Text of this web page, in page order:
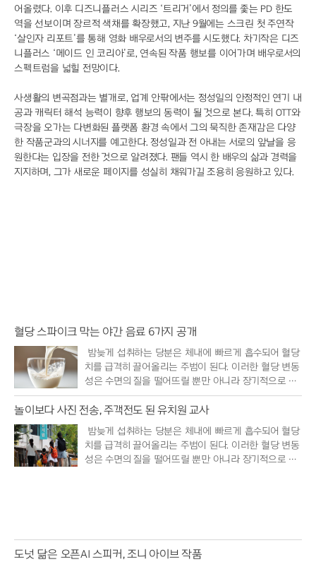
어올렸다. 이후 디즈니플러스 시리즈 ‘트리거’에서 정의를 좇는 PD 한도
역을 선보이며 장르적 색채를 확장했고, 지난 9월에는 스크린 첫 주연작
‘살인자 리포트’를 통해 영화 배우로서의 변주를 시도했다. 차기작은 디즈
니플러스 ‘메이드 인 코리아’로, 연속된 작품 행보를 이어가며 배우로서의
스펙트럼을 넓힐 전망이다.
사생활의 변곡점과는 별개로, 업계 안팎에서는 정성일의 안정적인 연기 내
공과 캐릭터 해석 능력이 향후 행보의 동력이 될 것으로 본다. 특히 OTT와
극장을 오가는 다변화된 플랫폼 환경 속에서 그의 묵직한 존재감은 다양
한 작품군과의 시너지를 예고한다. 정성일과 전 아내는 서로의 앞날을 응
원한다는 입장을 전한 것으로 알려졌다. 팬들 역시 한 배우의 삶과 경력을
지지하며, 그가 새로운 페이지를 성실히 채워가길 조용히 응원하고 있다.
혈당 스파이크 막는 야간 음료 6가지 공개
밤늦게 섭취하는 당분은 체내에 빠르게 흡수되어 혈당
치를 급격히 끌어올리는 주범이 된다. 이러한 혈당 변동
성은 수면의 질을 떨어뜨릴 뿐만 아니라 장기적으로 대
사 질환의 위..
놀이보다 사진 전송, 주객전도 된 유치원 교사
밤늦게 섭취하는 당분은 체내에 빠르게 흡수되어 혈당
치를 급격히 끌어올리는 주범이 된다. 이러한 혈당 변동
성은 수면의 질을 떨어뜨릴 뿐만 아니라 장기적으로 대
도넛 닮은 오픈AI 스피커, 조니 아이브 작품